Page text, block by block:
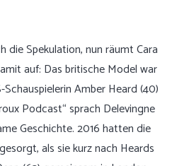
die Spekulation, nun räumt Cara
auf: Das britische Model war
Amber Heard (40)
Podcast“ sprach Delevingne
Geschichte. 2016 hatten die
als sie kurz nach Heards